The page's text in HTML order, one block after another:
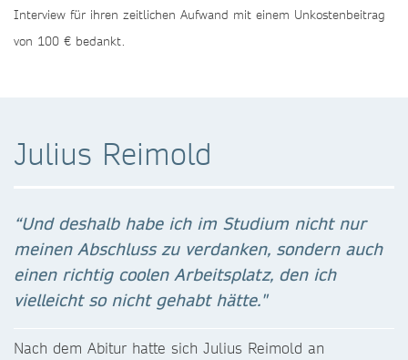
Interview für ihren zeitlichen Aufwand mit einem Unkostenbeitrag
von 100 € bedankt.
Julius Reimold
“Und deshalb habe ich im Studium nicht nur
meinen Abschluss zu verdanken, sondern auch
einen richtig coolen Arbeitsplatz, den ich
vielleicht so nicht gehabt hätte."
Nach dem Abitur hatte sich Julius Reimold an